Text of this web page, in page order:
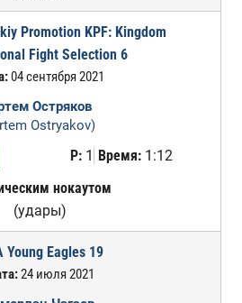
Promotion KPF: Kingdom
Fight Selection 6
04 сентября 2021
Остряков
Ostryakov)
Р:1 Время:1:12
нокаутом
(удары)
Young Eagles 19
24 июля 2021